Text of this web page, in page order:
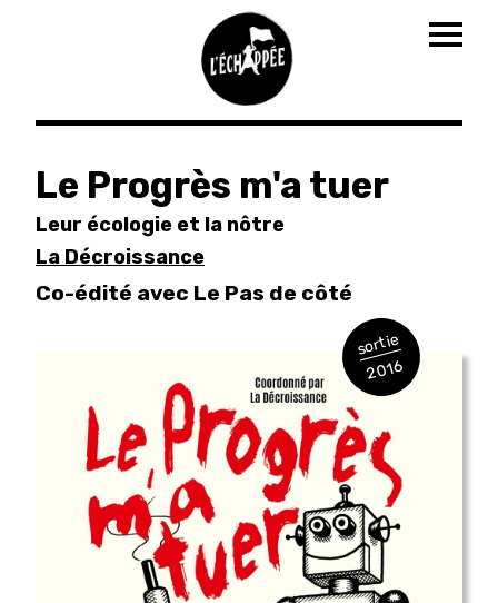
Aller
contenu
principal
Le Progrès m'a tuer
Leur écologie et la nôtre
La Décroissance
Co-édité avec Le Pas de côté
sortie
2016